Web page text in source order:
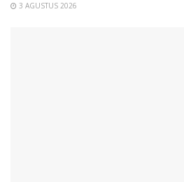
3 AGUSTUS 2026